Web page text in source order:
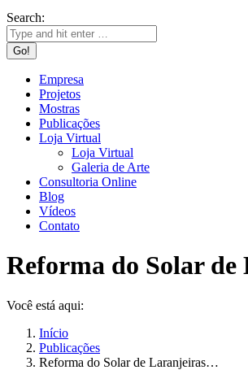
Search:
Empresa
Projetos
Mostras
Publicações
Loja Virtual
Loja Virtual
Galeria de Arte
Consultoria Online
Blog
Vídeos
Contato
Reforma do Solar de
Você está aqui:
Início
Publicações
Reforma do Solar de Laranjeiras…